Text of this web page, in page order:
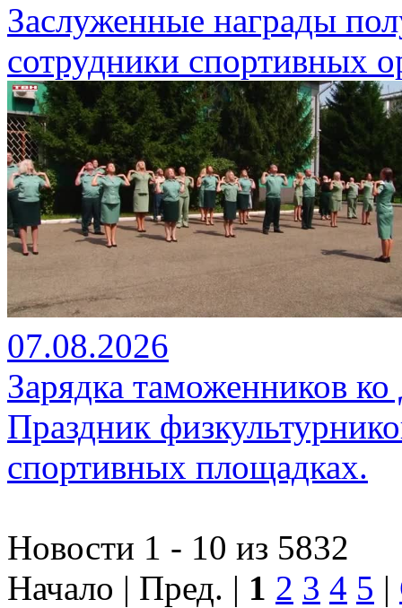
Заслуженные награды
сотрудники спортивных
07.08.2026
Зарядка таможенников
Праздник
спортивных площадках.
Новости 1 - 10 из 5832
Начало | Пред. | 1 2 3 4 5 |